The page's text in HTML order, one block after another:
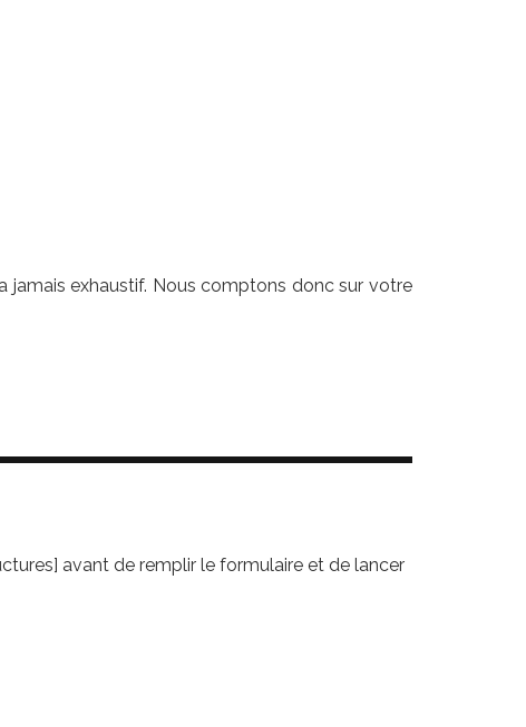
jamais exhaustif. Nous comptons donc sur votre
avant de remplir le formulaire et de lancer